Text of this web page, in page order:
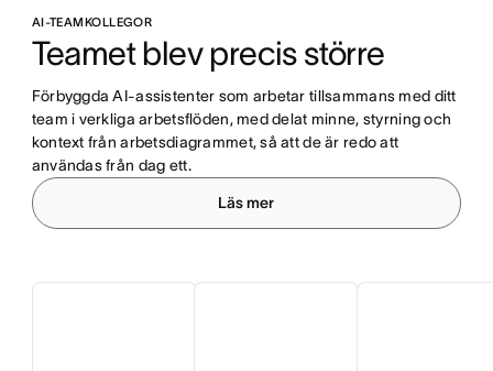
AI-TEAMKOLLEGOR
Teamet blev precis större
Förbyggda AI-assistenter som arbetar tillsammans med ditt
team i verkliga arbetsflöden, med delat minne, styrning och
kontext från arbetsdiagrammet, så att de är redo att
användas från dag ett.
Läs mer